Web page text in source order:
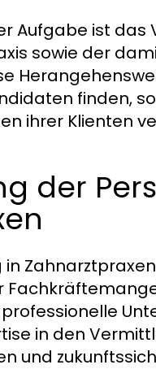
Aufgabe ist
sowie der
finden,
ihrer Klienten
der
in
in den
und